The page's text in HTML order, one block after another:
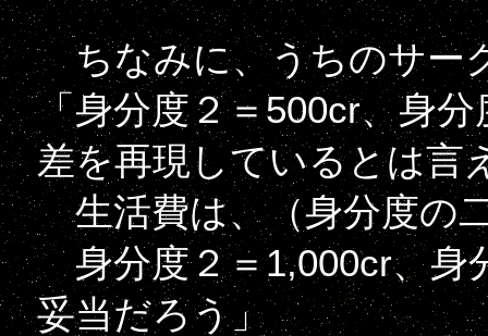
ちなみに、うちのサー
「身分度２＝500cr、身
差を再現しているとは言
生活費は、（身分度の
身分度２＝1,000cr、身
妥当だろう」